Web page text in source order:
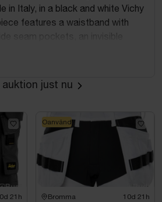
in Italy, in a black and white Vichy
features a waistband with
seam pockets, an invisible
elegance and embrace timeless
skirt.
just nu
21h Bromma 10d 21h
Oanvänd